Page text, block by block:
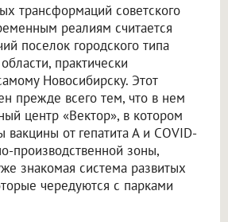
трансформаций советского
реалиям считается
поселок городского типа
практически
Новосибирску. Этот
прежде всего тем, что в нем
центр «Вектор», в котором
вакцины от гепатита А и COVID-
производственной зоны,
знакомая система развитых
чередуются с парками